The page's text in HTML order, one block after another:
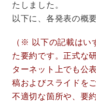
たしました。
以下に、各発表の概
（※ 以下の記載はい
た要約です。正式な
ターネット上でも公
稿およびスライドを
不適切な箇所や、要